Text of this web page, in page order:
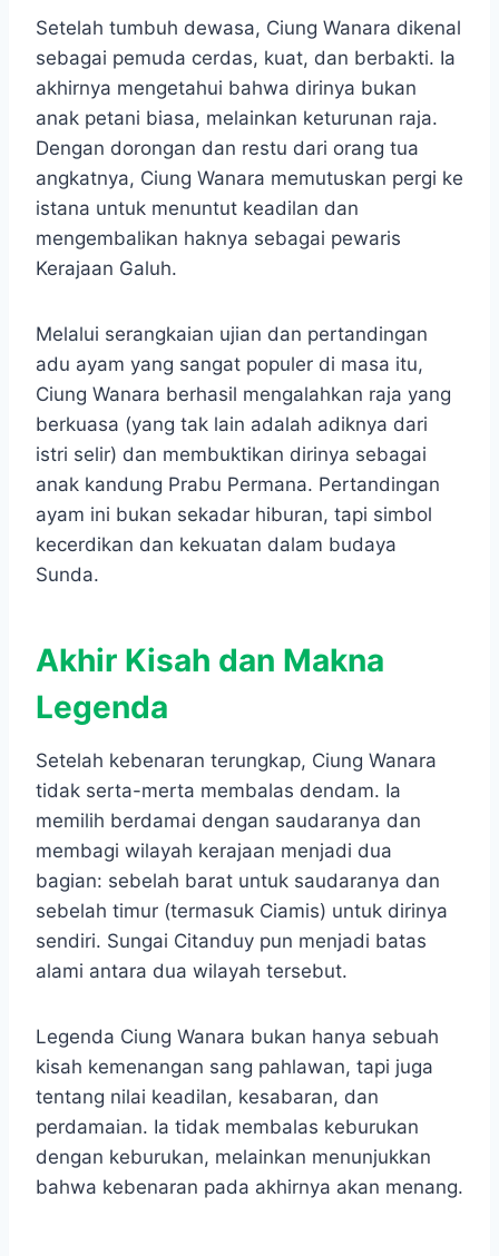
Setelah tumbuh dewasa, Ciung Wanara dikenal
sebagai pemuda cerdas, kuat, dan berbakti. Ia
akhirnya mengetahui bahwa dirinya bukan
anak petani biasa, melainkan keturunan raja.
Dengan dorongan dan restu dari orang tua
angkatnya, Ciung Wanara memutuskan pergi ke
istana untuk menuntut keadilan dan
mengembalikan haknya sebagai pewaris
Kerajaan Galuh.
Melalui serangkaian ujian dan pertandingan
adu ayam yang sangat populer di masa itu,
Ciung Wanara berhasil mengalahkan raja yang
berkuasa (yang tak lain adalah adiknya dari
istri selir) dan membuktikan dirinya sebagai
anak kandung Prabu Permana. Pertandingan
ayam ini bukan sekadar hiburan, tapi simbol
kecerdikan dan kekuatan dalam budaya
Sunda.
Akhir Kisah dan Makna
Legenda
Setelah kebenaran terungkap, Ciung Wanara
tidak serta-merta membalas dendam. Ia
memilih berdamai dengan saudaranya dan
membagi wilayah kerajaan menjadi dua
bagian: sebelah barat untuk saudaranya dan
sebelah timur (termasuk Ciamis) untuk dirinya
sendiri. Sungai Citanduy pun menjadi batas
alami antara dua wilayah tersebut.
Legenda Ciung Wanara bukan hanya sebuah
kisah kemenangan sang pahlawan, tapi juga
tentang nilai keadilan, kesabaran, dan
perdamaian. Ia tidak membalas keburukan
dengan keburukan, melainkan menunjukkan
bahwa kebenaran pada akhirnya akan menang.